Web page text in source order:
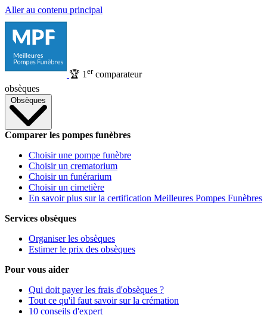
Aller au contenu principal
🏆 1 ercomparateur
obsèques
Obsèques
Comparer les pompes funèbres
Choisir une pompe funèbre
Choisir un crematorium
Choisir un funérarium
Choisir un cimetière
En savoir plus sur la certification Meilleures Pompes Funèbres
Services obsèques
Organiser les obsèques
Estimer le prix des obsèques
Pour vous aider
Qui doit payer les frais d'obsèques ?
Tout ce qu'il faut savoir sur la crémation
10 conseils d'expert